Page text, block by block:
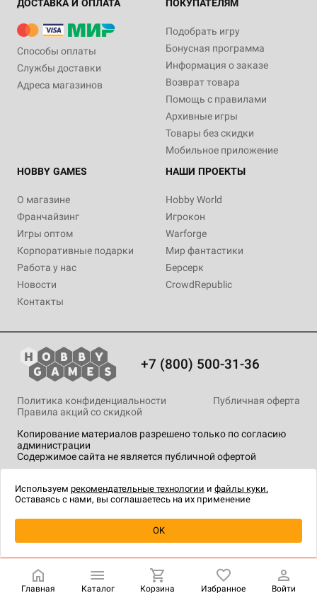
Купить
ДОСТАВКА И ОПЛАТА
Способы оплаты
Службы доставки
Адреса магазинов
ПОКУПАТЕЛЯМ
Подобрать игру
Бонусная программа
Информация о заказе
Возврат товара
Помощь с правилами
Архивные игры
Товары без скидки
Мобильное приложение
HOBBY GAMES
О магазине
Франчайзинг
Игры оптом
Корпоративные подарки
Работа у нас
Новости
Контакты
НАШИ ПРОЕКТЫ
Hobby World
Игрокон
Warforge
Мир фантастики
Берсерк
CrowdRepublic
+7 (800) 500-31-36
Копирование материалов разрешено только по согласию
администрации
Содержимое сайта не является публичной офертой
Политика конфиденциальности
Публичная оферта
Правила акций со скидкой
технологии.
Главная Каталог Корзина Избранное Войти
Используем рекомендательные технологии и файлы куки.
Оставаясь с нами, вы соглашаетесь на их применение
OK